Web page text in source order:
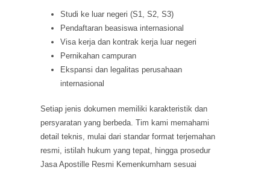
Studi ke luar negeri (S1, S2, S3)
Pendaftaran beasiswa internasional
Visa kerja dan kontrak kerja luar negeri
Pernikahan campuran
Ekspansi dan legalitas perusahaan
internasional
Setiap jenis dokumen memiliki karakteristik dan
persyaratan yang berbeda. Tim kami memahami
detail teknis, mulai dari standar format terjemahan
resmi, istilah hukum yang tepat, hingga prosedur
Jasa Apostille Resmi Kemenkumham sesuai